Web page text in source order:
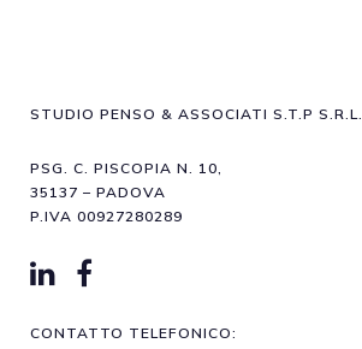
STUDIO PENSO & ASSOCIATI S.T.P S.R.L.
PSG. C. PISCOPIA N. 10,
35137 – PADOVA
P.IVA 00927280289
CONTATTO TELEFONICO: